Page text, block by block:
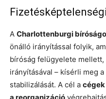
A Charlottenburgi
önálló irányítással folyik,
bíróság felügyelete
irányításával – kísérli meg
stabilizálását. A cél a